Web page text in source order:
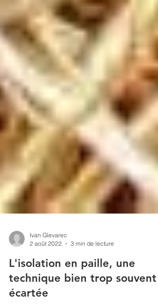
Ivan Glevarec
2 août 2022
3 min de lecture
L'isolation en paille, une